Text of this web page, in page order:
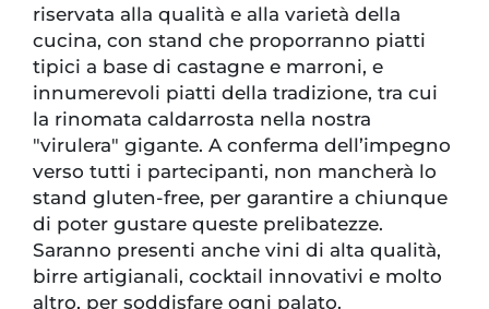
riservata alla qualità e alla varietà della
cucina, con stand che proporranno piatti
tipici a base di castagne e marroni, e
innumerevoli piatti della tradizione, tra cui
la rinomata caldarrosta nella nostra
"virulera" gigante. A conferma dell’impegno
verso tutti i partecipanti, non mancherà lo
stand gluten-free, per garantire a chiunque
di poter gustare queste prelibatezze.
Saranno presenti anche vini di alta qualità,
birre artigianali, cocktail innovativi e molto
altro, per soddisfare ogni palato.